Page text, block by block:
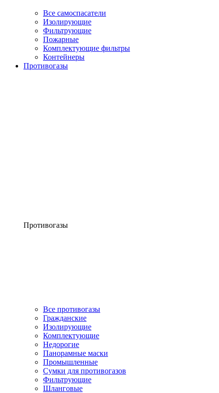
Все самоспасатели
Изолирующие
Фильтрующие
Пожарные
Комплектующие фильтры
Контейнеры
Противогазы
Противогазы
Все противогазы
Гражданские
Изолирующие
Комплектующие
Недорогие
Панорамные маски
Промышленные
Сумки для противогазов
Фильтрующие
Шланговые